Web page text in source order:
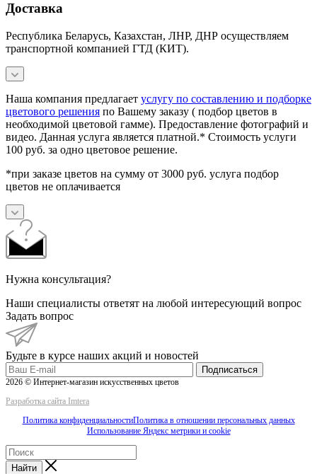
Доставка
Республика Беларусь, Казахстан, ЛНР, ДНР осуществляем
транспортной компанией ГТД (КИТ).
Наша компания предлагает услугу по составлению и подборке
цветового решения по Вашему заказу ( подбор цветов в
необходимой цветовой гамме). Предоставление фотографий и
видео. Данная услуга является платной.* Стоимость услуги
100 руб. за одно цветовое решение.
*при заказе цветов на сумму от 3000 руб. услуга подбор
цветов не оплачивается
Нужна консультация?
Наши специалисты ответят на любой интересующий вопрос
Задать вопрос
Будьте в курсе наших акций и новостей
Подписаться
2026 © Интернет-магазин искусственных цветов
Разработка сайта Imtera
Политика конфиденциальностиПолитика в отношении персональных данных
Использование Яндекс метрики и cookie
Найти